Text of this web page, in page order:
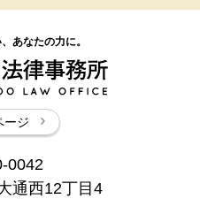
あなたの力に。
ージ
0042
通西12丁目4